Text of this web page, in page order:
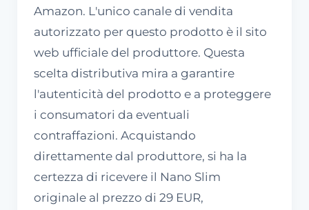
Amazon. L'unico canale di vendita
autorizzato per questo prodotto è il sito
web ufficiale del produttore. Questa
scelta distributiva mira a garantire
l'autenticità del prodotto e a proteggere
i consumatori da eventuali
contraffazioni. Acquistando
direttamente dal produttore, si ha la
certezza di ricevere il Nano Slim
originale al prezzo di 29 EUR,